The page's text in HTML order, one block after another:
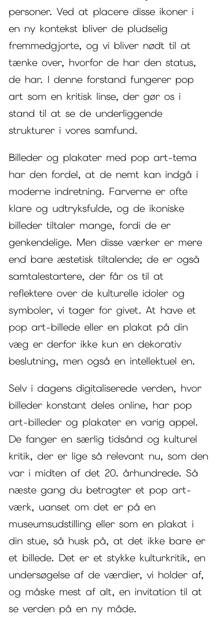
personer. Ved at placere disse ikoner i
en ny kontekst bliver de pludselig
fremmedgjorte, og vi bliver nødt til at
tænke over, hvorfor de har den status,
de har. I denne forstand fungerer pop
art som en kritisk linse, der gør os i
stand til at se de underliggende
strukturer i vores samfund.
Billeder og plakater med pop art-tema
har den fordel, at de nemt kan indgå i
moderne indretning. Farverne er ofte
klare og udtryksfulde, og de ikoniske
billeder tiltaler mange, fordi de er
genkendelige. Men disse værker er mere
end bare æstetisk tiltalende; de er også
samtalestartere, der får os til at
reflektere over de kulturelle idoler og
symboler, vi tager for givet. At have et
pop art-billede eller en plakat på din
væg er derfor ikke kun en dekorativ
beslutning, men også en intellektuel en.
Selv i dagens digitaliserede verden, hvor
billeder konstant deles online, har pop
art-billeder og plakater en varig appel.
De fanger en særlig tidsånd og kulturel
kritik, der er lige så relevant nu, som den
var i midten af det 20. århundrede. Så
næste gang du betragter et pop art-
værk, uanset om det er på en
museumsudstilling eller som en plakat i
din stue, så husk på, at det ikke bare er
et billede. Det er et stykke kulturkritik, en
undersøgelse af de værdier, vi holder af,
og måske mest af alt, en invitation til at
se verden på en ny måde.